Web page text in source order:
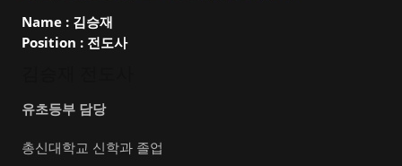
Name : 김승재
Position : 전도사
유초등부 담당
총신대학교 신학과 졸업